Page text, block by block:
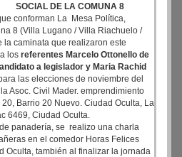
SOCIAL DE LA COMUNA 8
conforman La Mesa Política,
8 (Villa Lugano / Villa Riachuelo /
caminata que realizaron este
los referentes Marcelo Ottonello de
a legislador y Maria Rachid
las elecciones de noviembre del
Asoc. Civil Mader. emprendimiento
Barrio 20 Nuevo. Ciudad Oculta, La
6469, Ciudad Oculta.
panadería, se realizo una charla
en el comedor Horas Felices
Oculta, también al finalizar la jornada